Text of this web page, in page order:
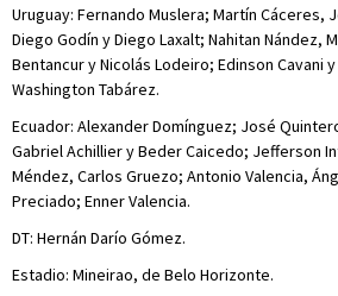
Uruguay: Fernando Muslera; Martín Cáceres,
Diego Godín y Diego Laxalt; Nahitan Nández,
Bentancur y Nicolás Lodeiro; Edinson Cavani
Washington Tabárez.
Ecuador: Alexander Domínguez; José
Gabriel Achillier y Beder Caicedo; Jefferson
Méndez, Carlos Gruezo; Antonio Valencia,
Preciado; Enner Valencia.
DT: Hernán Darío Gómez.
Estadio: Mineirao, de Belo Horizonte.